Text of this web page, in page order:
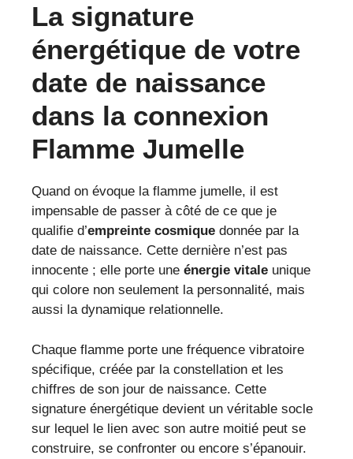
La signature
énergétique de votre
date de naissance
dans la connexion
Flamme Jumelle
Quand on évoque la flamme jumelle, il est
impensable de passer à côté de ce que je
qualifie d’empreinte cosmique donnée par la
date de naissance. Cette dernière n’est pas
innocente ; elle porte une énergie vitale unique
qui colore non seulement la personnalité, mais
aussi la dynamique relationnelle.
Chaque flamme porte une fréquence vibratoire
spécifique, créée par la constellation et les
chiffres de son jour de naissance. Cette
signature énergétique devient un véritable socle
sur lequel le lien avec son autre moitié peut se
construire, se confronter ou encore s’épanouir.